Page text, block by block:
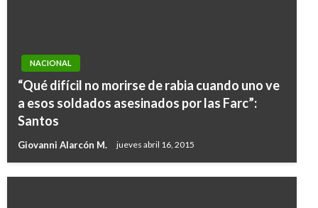
NACIONAL
“Qué difícil no morirse de rabia cuando uno ve
a esos soldados asesinados por las Farc”:
Santos
Giovanni Alarcón M. jueves abril 16, 2015